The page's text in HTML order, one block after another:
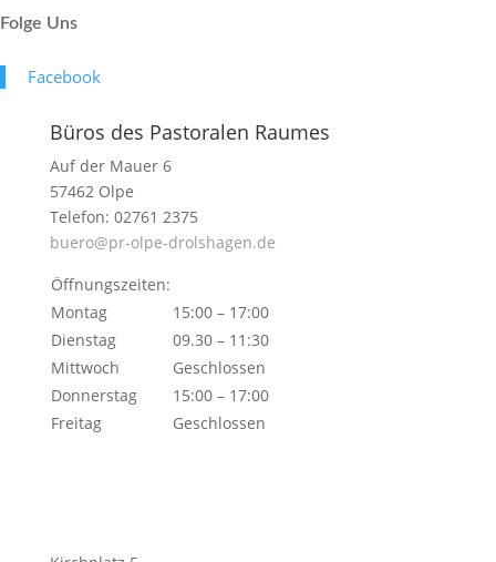
Folge Uns
Face­book
Büros des Pastoralen Raumes
Auf der Mauer 6
57462 Olpe
Telefon: 02761 2375
buero@pr-olpe-drolshagen.de
Öffnungszeiten:
Montag
15:00 – 17:00
Dienstag
09.30 – 11:30
Mittwoch
Geschlossen
Donnerstag
15:00 – 17:00
Freitag
Geschlossen